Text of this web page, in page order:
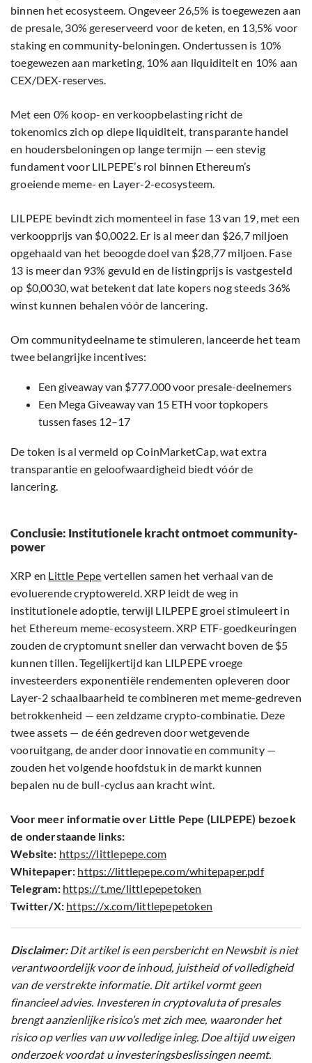
binnen het ecosysteem. Ongeveer 26,5% is toegewezen aan
de presale, 30% gereserveerd voor de keten, en 13,5% voor
staking en community-beloningen. Ondertussen is 10%
toegewezen aan marketing, 10% aan liquiditeit en 10% aan
CEX/DEX-reserves.
Met een 0% koop- en verkoopbelasting richt de
tokenomics zich op diepe liquiditeit, transparante handel
en houdersbeloningen op lange termijn — een stevig
fundament voor LILPEPE’s rol binnen Ethereum’s
groeiende meme- en Layer-2-ecosysteem.
LILPEPE bevindt zich momenteel in fase 13 van 19, met een
verkoopprijs van $0,0022. Er is al meer dan $26,7 miljoen
opgehaald van het beoogde doel van $28,77 miljoen. Fase
13 is meer dan 93% gevuld en de listingprijs is vastgesteld
op $0,0030, wat betekent dat late kopers nog steeds 36%
winst kunnen behalen vóór de lancering.
Om communitydeelname te stimuleren, lanceerde het team
twee belangrijke incentives:
Een giveaway van $777.000 voor presale-deelnemers
Een Mega Giveaway van 15 ETH voor topkopers
tussen fases 12–17
De token is al vermeld op CoinMarketCap, wat extra
transparantie en geloofwaardigheid biedt vóór de
lancering.
Conclusie: Institutionele kracht ontmoet community-
power
XRP en Little Pepe vertellen samen het verhaal van de
evoluerende cryptowereld. XRP leidt de weg in
institutionele adoptie, terwijl LILPEPE groei stimuleert in
het Ethereum meme-ecosysteem. XRP ETF-goedkeuringen
zouden de cryptomunt sneller dan verwacht boven de $5
kunnen tillen. Tegelijkertijd kan LILPEPE vroege
investeerders exponentiële rendementen opleveren door
Layer-2 schaalbaarheid te combineren met meme-gedreven
betrokkenheid — een zeldzame crypto-combinatie. Deze
twee assets — de één gedreven door wetgevende
vooruitgang, de ander door innovatie en community —
zouden het volgende hoofdstuk in de markt kunnen
bepalen nu de bull-cyclus aan kracht wint.
Voor meer informatie over Little Pepe (LILPEPE) bezoek
de onderstaande links:
Website: https://littlepepe.com
Whitepaper: https://littlepepe.com/whitepaper.pdf
Telegram: https://t.me/littlepepetoken
Twitter/X: https://x.com/littlepepetoken
Disclaimer:Dit artikel is een persbericht en Newsbit is niet
verantwoordelijk voor de inhoud, juistheid of volledigheid
van de verstrekte informatie. Dit artikel vormt geen
financieel advies. Investeren in cryptovaluta of presales
brengt aanzienlijke risico’s met zich mee, waaronder het
risico op verlies van uw volledige inleg. Doe altijd uw eigen
onderzoek voordat u investeringsbeslissingen neemt.